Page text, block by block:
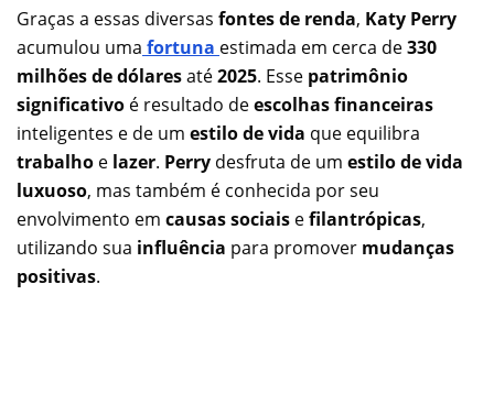
Graças a essas diversas fontes de renda, Katy Perry
acumulou uma fortuna estimada em cerca de330
milhões de dólaresaté2025. Esse patrimônio
significativo é resultado deescolhas financeiras
inteligentes e de um estilo de vida que equilibra
trabalho e lazer. Perry desfruta de um estilo de vida
luxuoso, mas também é conhecida por seu
envolvimento em causas sociais efilantrópicas,
utilizando sua influência para promover mudanças
positivas.